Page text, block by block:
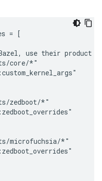
= [
use their product
core/*"
zedboot/*"
microfuchsia/*"